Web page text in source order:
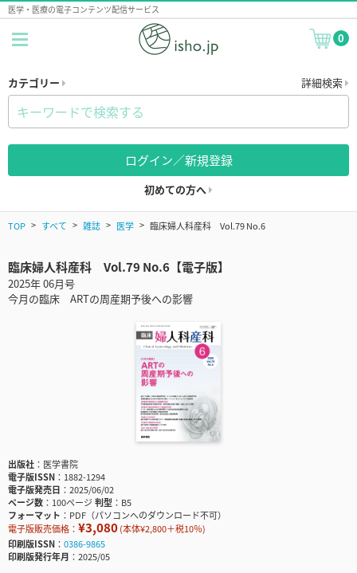
医学・医療の電子コンテンツ配信サービス
0
カテゴリー 詳細検索
ログイン／新規登録
初めての方へ
TOP すべて 雑誌 医学 臨床婦人科産科 Vol.79 No.6
臨床婦人科産科 Vol.79 No.6【電子版】
2025年 06月号
今月の臨床 ARTの周産期予後への影響
出版社
医学書院
電子版ISSN
1882-1294
電子版発売日
2025/06/02
ページ数
100ページ判型
B5
フォーマット
PDF（パソコンへのダウンロード不可）
電子版販売価格： ¥3,080(本体¥2,800＋税10％)
印刷版ISSN
0386-9865
印刷版発行年月
2025/05